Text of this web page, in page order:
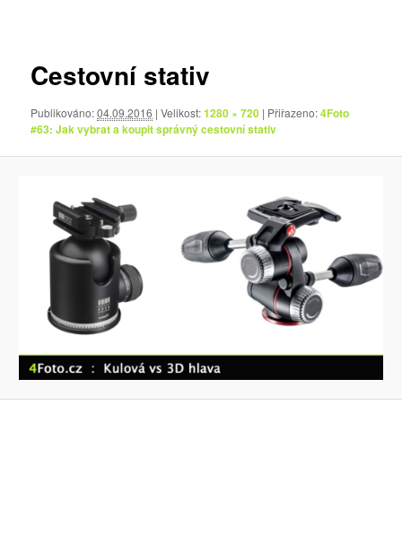
Cestovní stativ
Publikováno:04.09.2016 | Velikost:1280 × 720 | Přiřazeno:4Foto
#63: Jak vybrat a koupit správný cestovní stativ